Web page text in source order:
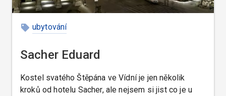
ubytování
Sacher Eduard
Kostel svatého Štěpána ve Vídní je jen několik
kroků od hotelu Sacher, ale nejsem si jist co je u